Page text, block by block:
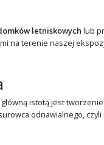
letniskowych lub
na terenie naszej
istotą jest
odnawialnego,